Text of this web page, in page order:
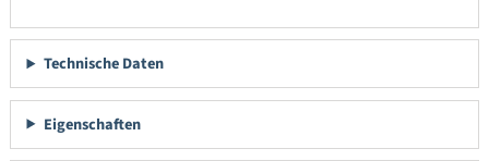
Technische Daten
Eigenschaften